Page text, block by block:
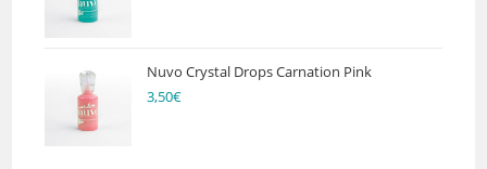
Nuvo Crystal Drops Carnation Pink
3,50€